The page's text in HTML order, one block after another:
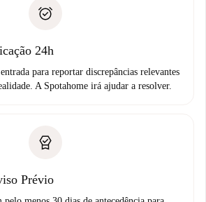
bancárioproblema.
24h
para reportar discrepâncias relevantes
A Spotahome irá ajudar a resolver.
Prévio